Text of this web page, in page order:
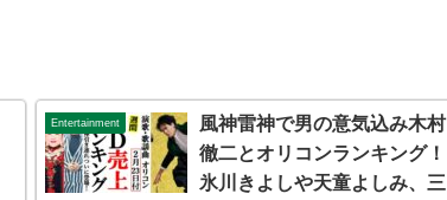
Entertainment
風神雷神で男の意気込み木村
徹二とオリコンランキング！
氷川きよしや天童よしみ、三